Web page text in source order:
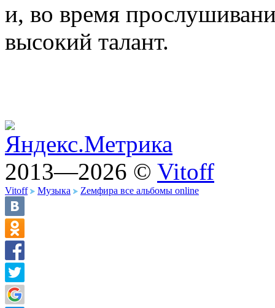
и, во время
высокий талант.
2013—2026 © Vitoff
Vitoff Музыка Zемфира все альбомы online